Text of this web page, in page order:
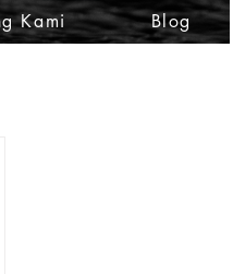
Kami Blog